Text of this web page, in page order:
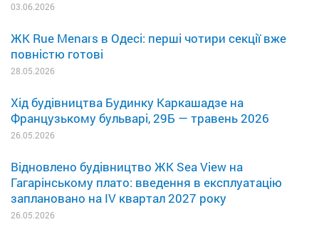
03.06.2026
ЖК Rue Menars в Одесі: перші чотири секції вже
повністю готові
28.05.2026
Хід будівництва Будинку Каркашадзе на
Французькому бульварі, 29Б — травень 2026
26.05.2026
Відновлено будівництво ЖК Sea View на
Гагарінському плато: введення в експлуатацію
заплановано на IV квартал 2027 року
26.05.2026